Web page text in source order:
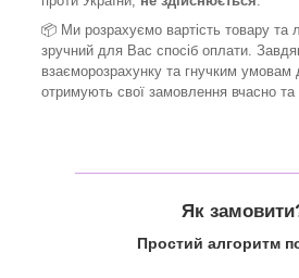
📦 Ми розрахуємо вартість товару та
зручний для Вас спосіб оплати.
взаєморозрахунку та гнучким умовам
отримують свої замовлення вчасно та
Як
Простий алгоритм